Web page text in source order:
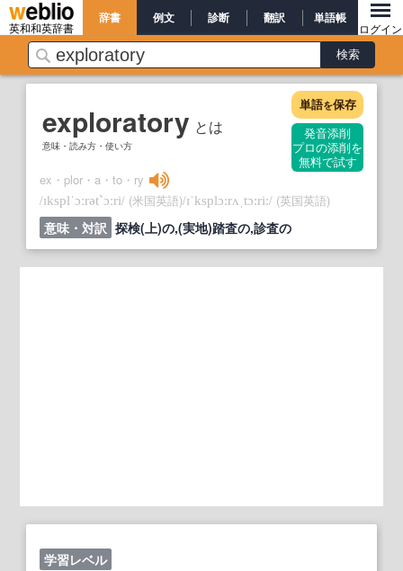
英和和英辞書
辞書 例文 診断 翻訳 単語帳
ログイン
exploratory とは
意味・読み方・使い方
単語を保存
発音添削
プロの添削を
無料で試す
ex・plor・a・to・ry
/ɪksplˈɔːrət`ɔːri/ (米国英語)/ɪˈksplɔ:rʌˌtɔ:ri:/ (英国英語)
意味・対訳 探検(上)の,(実地)踏査の,診査の
学習レベル